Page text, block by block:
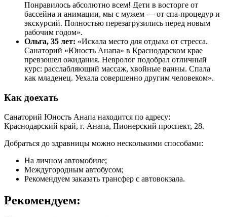
Понравилось абсолютно всем! Дети в восторге от
бассейна и анимации, мы с мужем — от спа-процедур и
экскурсий. Полностью перезагрузились перед новым
рабочим годом».
Ольга, 35 лет: «Искала место для отдыха от стресса.
Санаторий «Юность Анапа» в Краснодарском крае
превзошел ожидания. Невролог подобрал отличный
курс: расслабляющий массаж, хвойные ванны. Спала
как младенец. Уехала совершенно другим человеком».
Как доехать
Санаторий Юность Анапа находится по адресу:
Краснодарский край, г. Анапа, Пионерский проспект, 28.
Добраться до здравницы можно несколькими способами:
На личном автомобиле;
Междугородным автобусом;
Рекомендуем заказать трансфер с автовокзала.
Рекомендуем: